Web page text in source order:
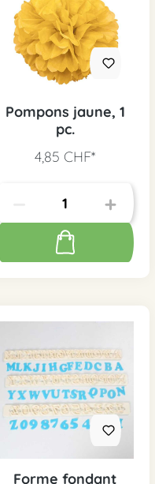
Pompons jaune, 1
pc.
4,85 CHF*
Forme fondant